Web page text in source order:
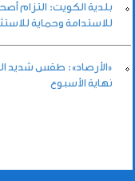
بلدية الكويت: التزام
للاستدامة وحماية
«الأرصاد»: طقس شديد
نهاية الأسبوع